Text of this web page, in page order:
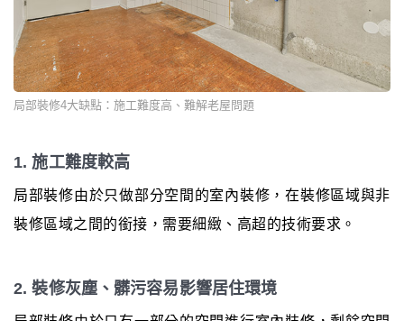
局部裝修4大缺點：施工難度高、難解老屋問題
1. 施工難度較高
局部裝修由於只做部分空間的室內裝修，在裝修區域與非
裝修區域之間的銜接，需要細緻、高超的技術要求。
2. 裝修灰塵、髒污容易影響居住環境